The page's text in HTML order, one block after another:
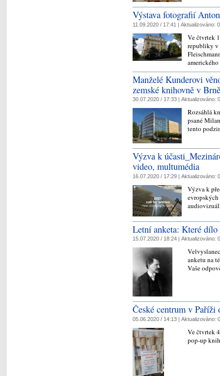
Výstava fotografií
11.09.2020 / 17:41 | Aktualizováno:
Ve čtvrtek
republiky v
Manželé Kunderovi
zemské knihovně v Brně
30.07.2020 / 17:33 | Aktualizováno:
Rozsáhlá
psané
tento
Výzva k
video, multumédia
16.07.2020 / 17:29 | Aktualizováno:
Výzva k
Letní anketa: Které
15.07.2020 / 18:24 | Aktualizováno:
anketu na
Vaše
České centrum v
05.06.2020 / 14:13 | Aktualizováno:
Ve čtvrtek
pop-up